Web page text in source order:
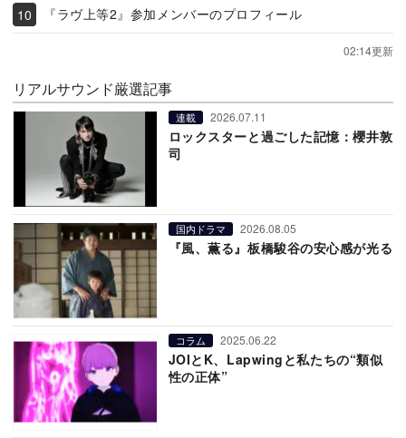
『ラヴ上等2』参加メンバーのプロフィール
02:14更新
リアルサウンド厳選記事
連載 2026.07.11
ロックスターと過ごした記憶：櫻井敦
司
国内ドラマ 2026.08.05
『風、薫る』板橋駿谷の安心感が光る
コラム 2025.06.22
JOIとK、Lapwingと私たちの“類似
性の正体”